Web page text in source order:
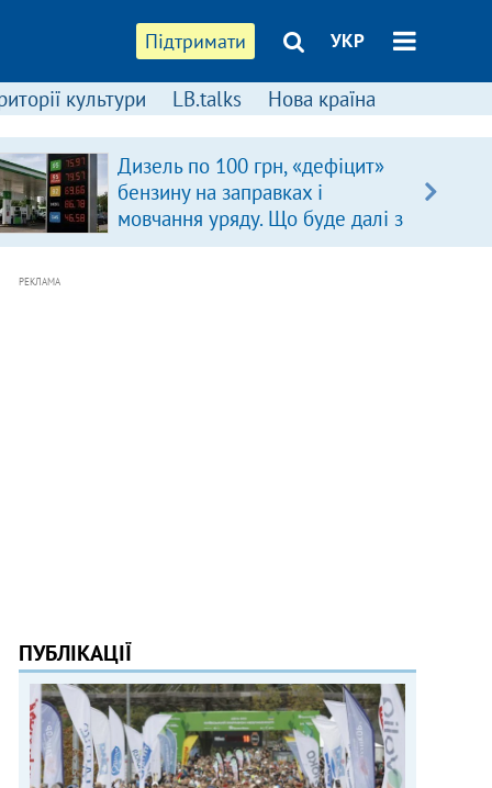
Підтримати УКР
культури LB.talks Нова країна
Дизель по 100 грн, «дефіцит»
бензину на заправках і
мовчання уряду. Що буде далі з
цінами на пальне?
РЕКЛАМА
ПУБЛІКАЦІЇ